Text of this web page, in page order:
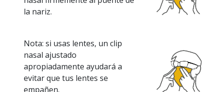
la nariz.
Nota: si usas lentes, un clip
nasal ajustado
apropiadamente ayudará a
evitar que tus lentes se
empañen.